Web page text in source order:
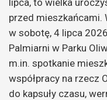
przed mieszkańcami.
w sobotę, 4 lipca
Palmiarni w Parku
m.in. spotkanie
współpracy na rzecz
do kapsuły czasu,